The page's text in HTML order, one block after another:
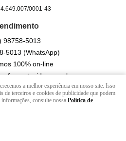
0001-43
98758-5013
5013(WhatsApp)
100% on-line
POR
a melhor experiência em nosso site. Isso
de terceiros e cookies de publicidade que podem
consulte nossa Política de